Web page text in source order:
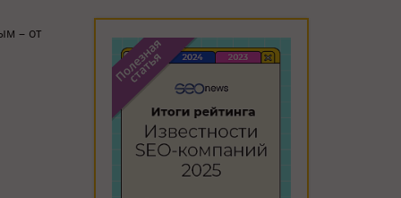
– от